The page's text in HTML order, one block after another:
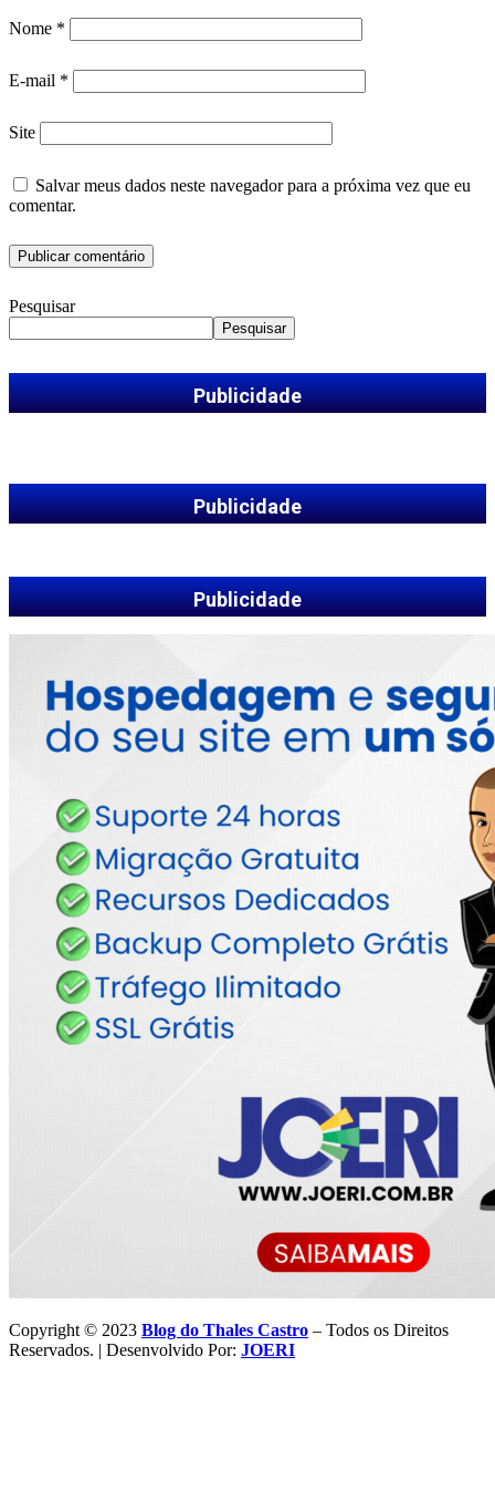
Nome *
E-mail *
Site
Salvar meus dados neste navegador para a próxima vez que eu
comentar.
Pesquisar
Pesquisar
Publicidade
Publicidade
Publicidade
Copyright © 2023 Blog do Thales Castro – Todos os Direitos
Reservados. | Desenvolvido Por: JOERI